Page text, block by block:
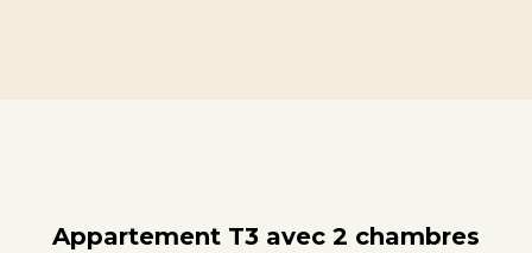
Appartement T3 avec 2 chambres